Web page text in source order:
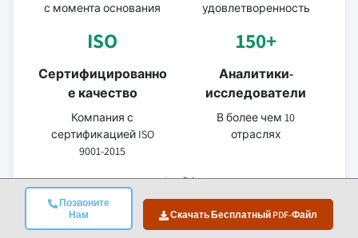
Позвоните
Нам
Скачать Бесплатный PDF-Файл
с момента основания
удовлетворенность
ISO
Сертифицированно
е качество
Компания с
сертификацией ISO
9001-2015
150+
Аналитики-
исследователи
В более чем 10
отраслях
95%
Удержание